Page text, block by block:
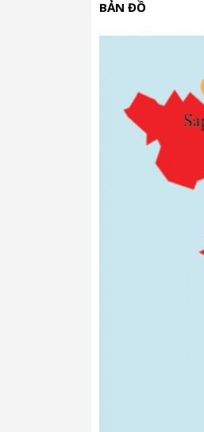
- Máy ủ rượu
- Nhiệt độ điều
- Máy nén
BẢN ĐỒ